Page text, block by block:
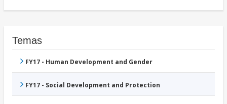
Temas
FY17 - Human Development and Gender
FY17 - Social Development and Protection